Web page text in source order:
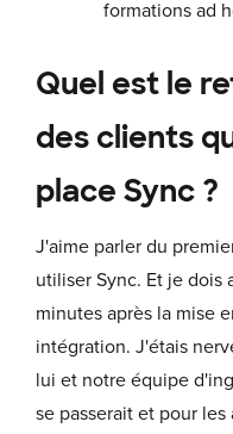
formations ad
Quel est le
des clients
place Sync ?
J'aime parler du
utiliser Sync. Et je
minutes après la mise
intégration. J'étais
lui et notre équipe
se passerait et pour